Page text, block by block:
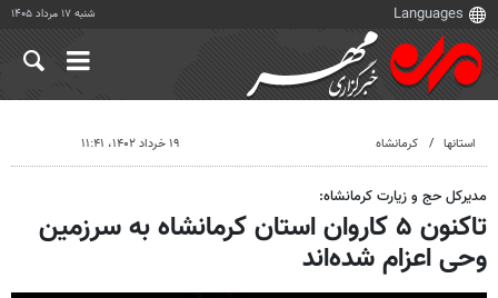
شنبه ۱۷ مرداد ۱۴۰۵
استانها کرمانشاه ۱۹ خرداد ۱۴۰۲، ۱۱:۴۱
مدیرکل حج و زیارت کرمانشاه:
تاکنون ۵ کاروان استان کرمانشاه به سرزمین
وحی اعزام شده‌اند